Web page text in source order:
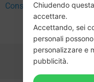
ConsensoChiudendo
accettare.
Accettando, sei
personali
personalizzare e
pubblicità.
Dal